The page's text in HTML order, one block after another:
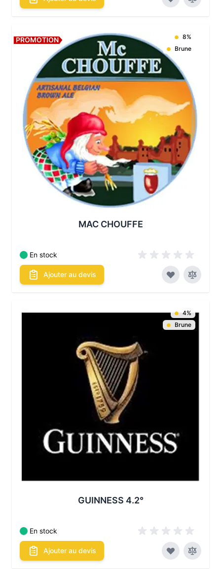
PROMOTION
8%
Brune
Les conditionnements disponibles :
MAC CHOUFFE
En stock
Ajouter au devis
4%
Brune
Les conditionnements disponibles :
GUINNESS 4.2°
En stock
Ajouter au devis